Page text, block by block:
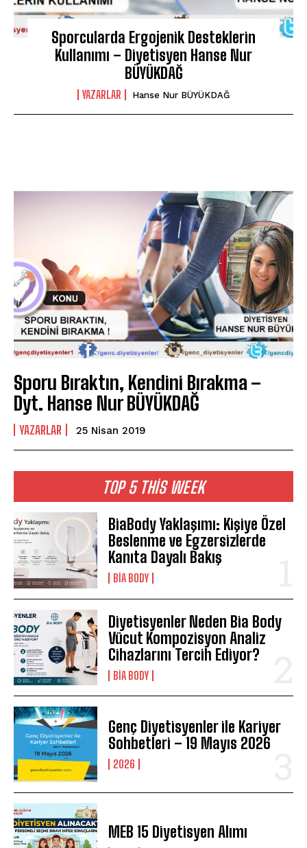
Sporcularda Ergojenik Desteklerin
Kullanımı – Diyetisyen Hanse Nur
BÜYÜKDAĞ
YAZARLAR Hanse Nur BÜYÜKDAĞ
Sporu Bıraktın, Kendini Bırakma –
Dyt. Hanse Nur BÜYÜKDAĞ
YAZARLAR 25 Nisan 2019
TOP 5 THIS WEEK
BiaBody Yaklaşımı: Kişiye Özel
Beslenme ve Egzersizlerde
Kanıta Dayalı Bakış
BIA BODY
Diyetisyenler Neden Bia Body
Vücut Kompozisyon Analiz
Cihazlarını Tercih Ediyor?
BIA BODY
Genç Diyetisyenler ile Kariyer
Sohbetleri – 19 Mayıs 2026
2026
MEB 15 Diyetisyen Alımı